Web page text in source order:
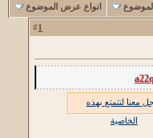
انواع عرض الموضوع
1
معنا لتتمتع بهذه
الخاصية